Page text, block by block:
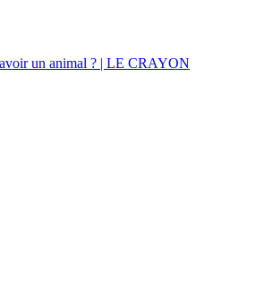
un animal ? | LE CRAYON